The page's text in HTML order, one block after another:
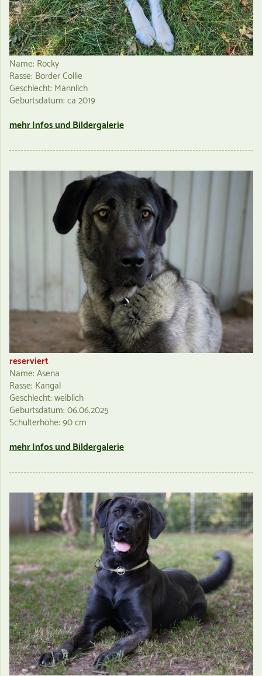
Name: Rocky
Rasse: Border Collie
Geschlecht: Männlich
Geburtsdatum: ca 2019
mehr Infos und Bildergalerie
reserviert
Name: Asena
Rasse: Kangal
Geschlecht: weiblich
Geburtsdatum: 06.06.2025
Schulterhöhe: 90 cm
mehr Infos und Bildergalerie